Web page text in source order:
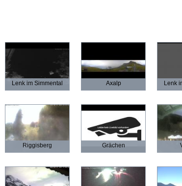
Lenk im Simmental Axalp Lenk
Riggisberg Grächen